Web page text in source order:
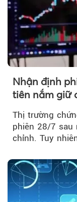
Nhận định
tiên nắm giữ
Thị trường
phiên 28/7 sau
chỉnh. Tuy